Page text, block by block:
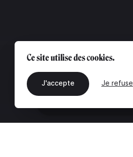
Ce site utilise des cookies.
J'accepte Je refuse